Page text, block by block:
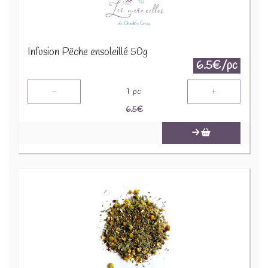
Infusion Pêche ensoleillé 50g
6.5€/pc
- 1 pc +
6.5€